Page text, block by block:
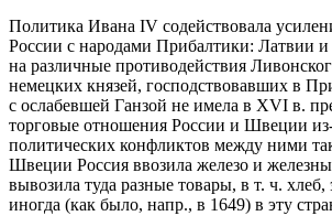
Политика Ивана IV содействовала
России с народами Прибалтики: Латвии
на различные противодействия
немецких князей, господствовавших в
с ослабевшей Ганзой не имела в XVI в.
торговые отношения России и Швеции
политических конфликтов между ними
Швеции Россия ввозила железо и
вывозила туда разные товары, в т. ч. хлеб,
иногда (как было, напр., в 1649) в эту